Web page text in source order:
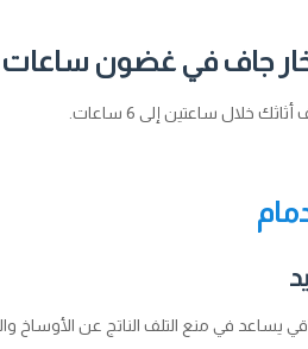
جاف في غضون ساعات
خلال ساعتين إلى 6 ساعات.
يساعد في منع التلف الناتج عن الأوساخ